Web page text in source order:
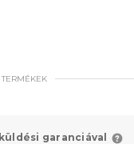
garanciával